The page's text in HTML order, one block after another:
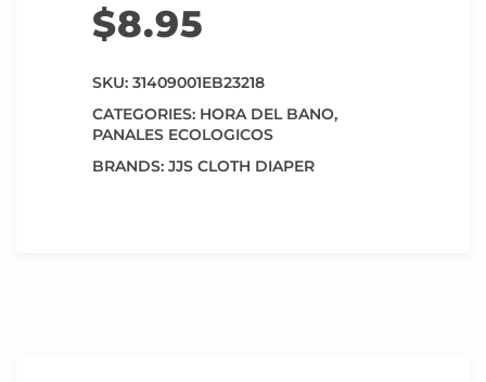
$8.95
SKU: 31409001EB23218
CATEGORIES: HORA DEL BANO,
PANALES ECOLOGICOS
BRANDS: JJS CLOTH DIAPER